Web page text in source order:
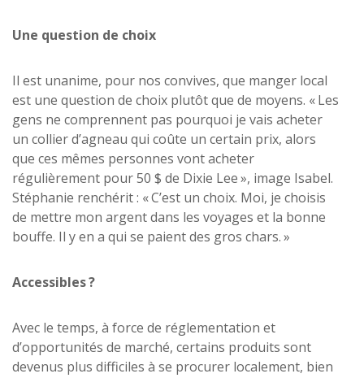
Une question de choix
Il est unanime, pour nos convives, que manger local
est une question de choix plutôt que de moyens. « Les
gens ne comprennent pas pourquoi je vais acheter
un collier d’agneau qui coûte un certain prix, alors
que ces mêmes personnes vont acheter
régulièrement pour 50 $ de Dixie Lee », image Isabel.
Stéphanie renchérit : « C’est un choix. Moi, je choisis
de mettre mon argent dans les voyages et la bonne
bouffe. Il y en a qui se paient des gros chars. »
Accessibles?
Avec le temps, à force de réglementation et
d’opportunités de marché, certains produits sont
devenus plus difficiles à se procurer localement, bien